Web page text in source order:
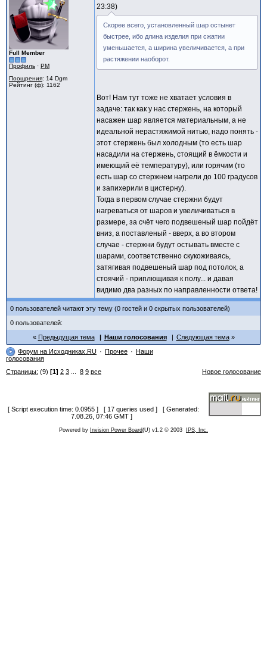
Full Member
Профиль · PM
Поощрения: 14 Dgm
Рейтинг (ф): 1162
23:38
Скорее всего, установленный шар остынет
быстрее, ибо длина изделия при сжатии
уменьшается, а ширина увеличивается, а при
растяжении наоборот.
Вот! Нам тут тоже не хватает условия в
задаче: так как у нас стержень, на который
насажен шар является материальным, а не
идеальной нерастяжимой нитью, надо понять -
этот стержень был холодным (то есть шар
насадили на стержень, стоящий в ёмкости и
имеющий её температуру), или горячим (то
есть шар со стержнем нагрели до 100 градусов
и запихерили в цистерну).
Тогда в первом случае стержни будут
нагреваться от шаров и увеличиваться в
размере, за счёт чего подвешеный шар пойдёт
вниз, а поставленый - вверх, а во втором
случае - стержни будут остывать вместе с
шарами, соответственно скукоживаясь,
затягивая подвешеный шар под потолок, а
стоячий - приплющивая к полу... и давая
видимо два разных по направленности ответа!
0 пользователей читают эту тему (0 гостей и 0 скрытых пользователей)
0 пользователей:
Предыдущая тема
Наши голосования
Следующая тема
Форум на Исходниках.RU
Прочее
Наши
голосования
Страницы: (9) [1] 2 3 8 9 все Новое голосование
[ Script execution time: 0.0955 ] [ 17 queries used ] [ Generated:
7.08.26, 07:46 GMT ]
Powered by Invision Power Board(U) v1.2 © 2003 IPS, Inc.